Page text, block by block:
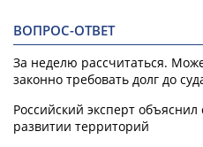
ВОПРОС-ОТВЕТ
За неделю рассчитаться.
законно требовать долг до
Российский эксперт
развитии территорий